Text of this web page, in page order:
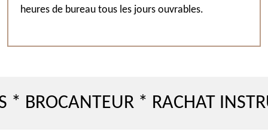
heures de bureau tous les jours ouvrables.
* RACHAT